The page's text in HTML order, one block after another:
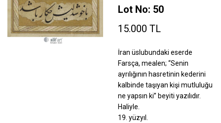
Lot No: 50
15.000 TL
İran üslubundaki eserde
Farsça, mealen; “Senin
ayrılığının hasretinin kederini
kalbinde taşıyan kişi mutluluğu
ne yapsın ki” beyiti yazılıdır.
Haliyle.
19. yüzyıl.